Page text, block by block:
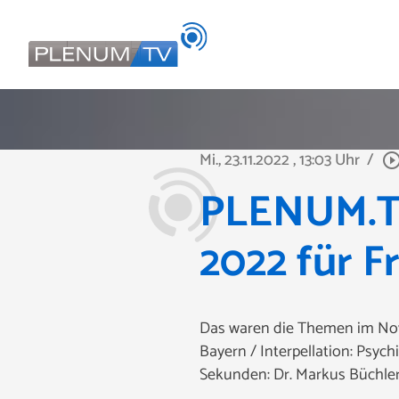
Mi., 23.11.2022, 13:03 Uhr /
2022 für
Das waren die Themen im
Bayern / Interpellation:
Sekunden: Dr. Markus